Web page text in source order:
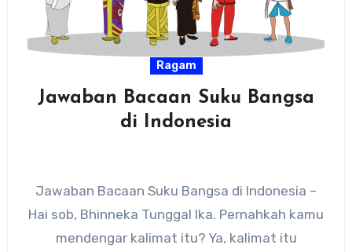
Ragam
Jawaban Bacaan Suku Bangsa
di Indonesia
Jawaban Bacaan Suku Bangsa di Indonesia –
Hai sob, Bhinneka Tunggal Ika. Pernahkah kamu
mendengar kalimat itu? Ya, kalimat itu